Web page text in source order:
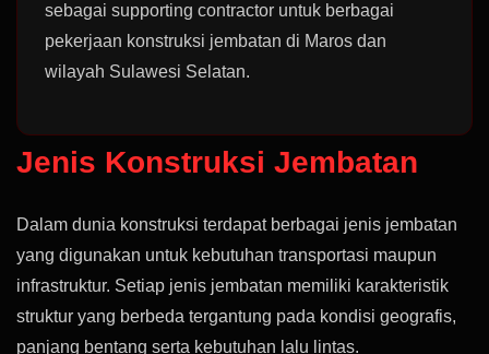
sebagai supporting contractor untuk berbagai
pekerjaan konstruksi jembatan di Maros dan
wilayah Sulawesi Selatan.
Jenis Konstruksi Jembatan
Dalam dunia konstruksi terdapat berbagai jenis jembatan
yang digunakan untuk kebutuhan transportasi maupun
infrastruktur. Setiap jenis jembatan memiliki karakteristik
struktur yang berbeda tergantung pada kondisi geografis,
panjang bentang serta kebutuhan lalu lintas.